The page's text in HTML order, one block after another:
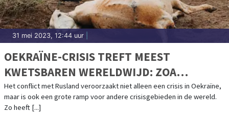
31 mei 2023, 12:44 uur
OEKRAÏNE-CRISIS TREFT MEEST
KWETSBAREN WERELDWIJD: ZOA
PUBLICEERT JAARVERSLAG 2022
Het conflict met Rusland veroorzaakt niet alleen een crisis in Oekraïne,
maar is ook een grote ramp voor andere crisisgebieden in de wereld.
Zo heeft [...]